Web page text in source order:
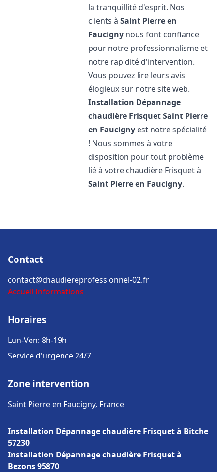
la tranquillité d'esprit. Nos
clients àSaint Pierre en
Faucigny nous font confiance
pour notre professionnalisme et
notre rapidité d'intervention.
Vous pouvez lire leurs avis
élogieux sur notre site web.
Installation Dépannage
chaudière FrisquetSaint Pierre
en Faucigny est notre spécialité
! Nous sommes à votre
disposition pour tout problème
lié à votre chaudière Frisquet à
Saint Pierre en Faucigny.
Contact
contact@chaudiereprofessionnel-02.fr
Accueil Informations
Horaires
Lun-Ven: 8h-19h
Service d'urgence 24/7
Zone intervention
Saint Pierre en Faucigny, France
Installation Dépannage chaudière Frisquet à Bitche
57230
Installation Dépannage chaudière Frisquet à
Bezons 95870